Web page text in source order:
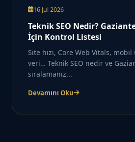
16 Jul 2026
Teknik SEO Nedir?
İçin Kontrol Listesi
Site hızı, Core Web Vitals, mobil
veri… Teknik SEO nedir ve
sıralamanız...
Devamını Oku